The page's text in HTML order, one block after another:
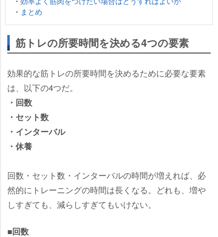
・ まとめ
筋トレの所要時間を決める4つの要素
効果的な筋トレの所要時間を決めるために必要な要素
は、以下の4つだ。
・回数
・セット数
・インターバル
・休養
回数・セット数・インターバルの時間が増えれば、必
然的にトレーニングの時間は長くなる。どれも、増
しすぎても、減らしすぎてもいけない。
■回数